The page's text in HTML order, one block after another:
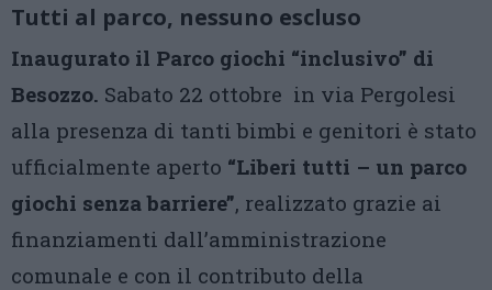
Tutti al parco, nessuno escluso
Inaugurato il Parco giochi “inclusivo” di
Besozzo. Sabato 22 ottobre in via Pergolesi
alla presenza di tanti bimbi e genitori è stato
ufficialmente aperto “Liberi tutti – un parco
giochi senza barriere”, realizzato grazie ai
finanziamenti dall’amministrazione
comunale e con il contributo della